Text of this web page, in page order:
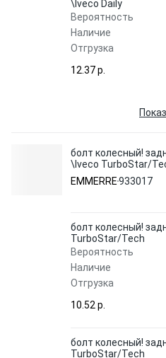
\Iveco Daily
Вероятность
Наличие
Отгрузка
12.37 p.
болт колесный!
\Iveco TurboStar/
EMMERRE933017
болт колесный!
TurboStar/Tech
Вероятность
Наличие
Отгрузка
10.52 p.
болт колесный!
TurboStar/Tech